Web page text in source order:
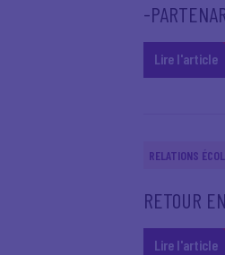
-
Lire l'article
RELATIONS
RETOUR
Lire l'article